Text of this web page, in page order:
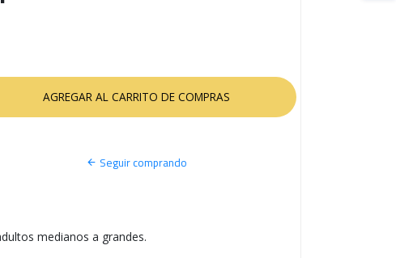
Seguir comprando
medianos a grandes.